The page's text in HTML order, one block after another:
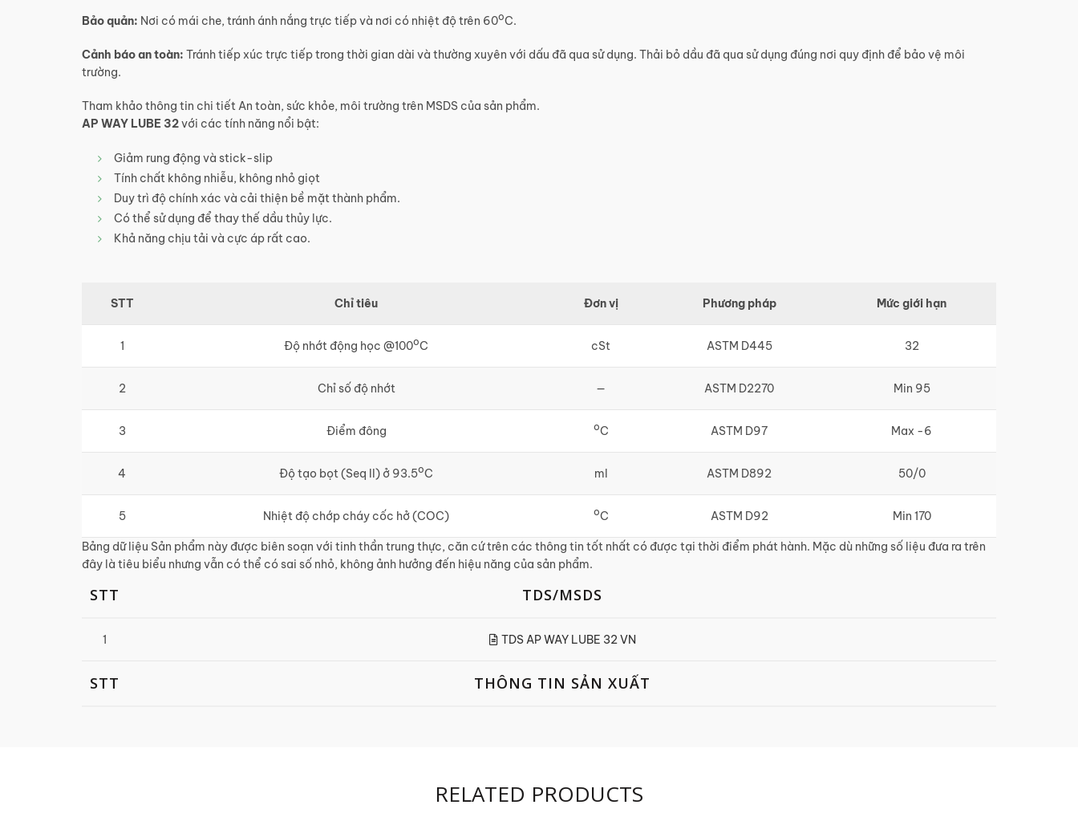
Bảo quản: Nơi có mái che, tránh ánh nắng trực tiếp và nơi có nhiệt độ trên 60oC.
Cảnh báo an toàn: Tránh tiếp xúc trực tiếp trong thời gian dài và thường xuyên với dấu đã qua sử dụng. Thải bỏ dầu đã qua sử dụng đúng nơi quy định để bảo vệ môi
trường.
Tham khảo thông tin chi tiết An toàn, sức khỏe, môi trường trên MSDS của sản phẩm.
AP WAY LUBE 32với các tính năng nổi bật:
Giảm rung động và stick-slip
Tính chất không nhiễu, không nhỏ giọt
Duy trì độ chính xác và cải thiện bề mặt thành phẩm.
Có thể sử dụng để thay thế dầu thủy lực.
Khả năng chịu tải và cực áp rất cao.
STT Chỉ tiêu Đơn vị Phương pháp Mức giới hạn
1 Độ nhớt động học @100oC cSt ASTM D445 32
2 Chỉ số độ nhớt — ASTM D2270 Min 95
3 Điểm đông oC ASTM D97 Max -6
4 Độ tạo bọt (Seq II) ở 93.5oC ml ASTM D892 50/0
5 Nhiệt độ chớp cháy cốc hở (COC) oC ASTM D92 Min 170
Bảng dữ liệu Sản phẩm này được biên soạn với tinh thần trung thực, căn cứ trên các thông tin tốt nhất có được tại thời điểm phát hành. Mặc dù những số liệu đưa ra trên
đây là tiêu biểu nhưng vẫn có thể có sai số nhỏ, không ảnh hưởng đến hiệu năng của sản phẩm.
STT TDS/MSDS
1 TDS AP WAY LUBE 32 VN
STT THÔNG TIN SẢN XUẤT
RELATED PRODUCTS